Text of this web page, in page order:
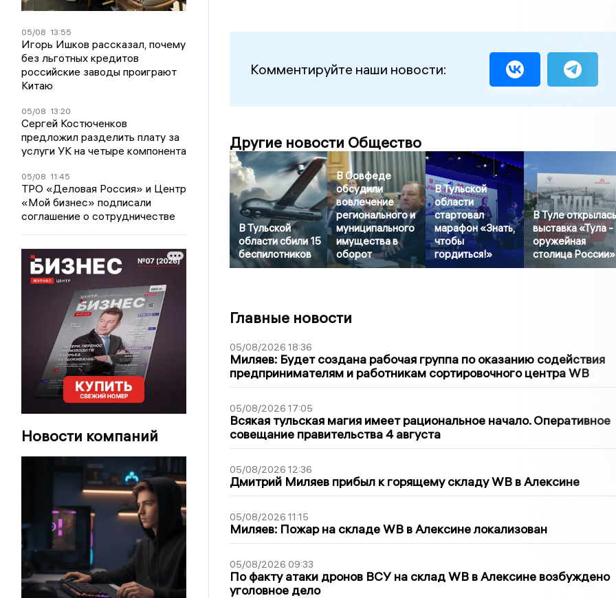
05/08 13:55
Игорь Ишков рассказал, почему
без льготных кредитов
российские заводы проиграют
Китаю
05/08 13:20
Сергей Костюченков
предложил разделить плату за
услуги УК на четыре компонента
05/08 11:45
ТРО «Деловая Россия» и Центр
«Мой бизнес» подписали
соглашение о сотрудничестве
Новости компаний
Комментируйте наши новости:
Другие новости Общество
В Тульской
области сбили 15
беспилотников
В Совфеде
обсудили
вовлечение
регионального и
муниципального
имущества в
оборот
В Тульской
области
стартовал
марафон «Знать,
чтобы
гордиться!»
В Туле открылась
выставка «Тула -
оружейная
столица России»
Главные новости
05/08/2026 18:36
Миляев: Будет создана рабочая группа по оказанию содействия
предпринимателям и работникам сортировочного центра WB
05/08/2026 17:05
Всякая тульская магия имеет рациональное начало. Оперативное
совещание правительства 4 августа
05/08/2026 12:36
Дмитрий Миляев прибыл к горящему складу WB в Алексине
05/08/2026 11:15
Миляев: Пожар на складе WB в Алексине локализован
05/08/2026 09:33
По факту атаки дронов ВСУ на склад WB в Алексине возбуждено
уголовное дело